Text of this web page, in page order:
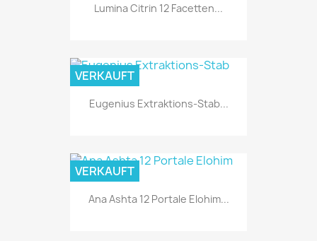
Lumina Citrin 12 Facetten...
Eugenius Extraktions-Stab...
VERKAUFT
Ana Ashta 12 Portale Elohim...
VERKAUFT